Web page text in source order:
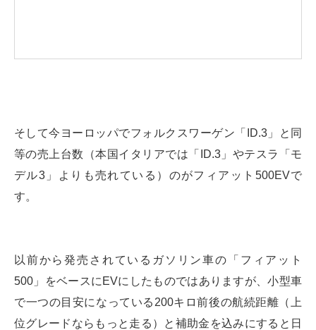
そして今ヨーロッパでフォルクスワーゲン「ID.3」と同
等の売上台数（本国イタリアでは「ID.3」やテスラ「モ
デル3」よりも売れている）のがフィアット500EVで
す。
以前から発売されているガソリン車の「フィアット
500」をベースにEVにしたものではありますが、小型車
で一つの目安になっている200キロ前後の航続距離（上
位グレードならもっと走る）と補助金を込みにすると日